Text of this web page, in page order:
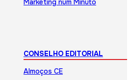
Marketing num Minuto
CONSELHO EDITORIAL
Almoços CE